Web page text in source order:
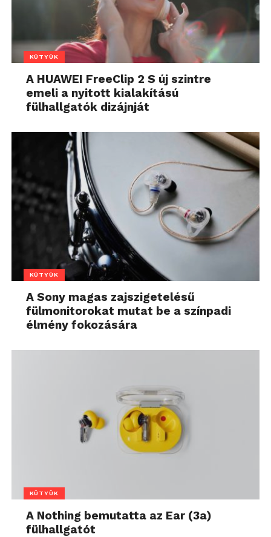
KÜTYÜK
A HUAWEI FreeClip 2 S új szintre
emeli a nyitott kialakítású
fülhallgatók dizájnját
KÜTYÜK
A Sony magas zajszigetelésű
fülmonitorokat mutat be a színpadi
élmény fokozására
KÜTYÜK
A Nothing bemutatta az Ear (3a)
fülhallgatót